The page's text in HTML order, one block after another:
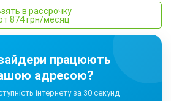
в рассрочку
от 874 грн/месяц
працюють
адресою?
інтернету за 30 секунд